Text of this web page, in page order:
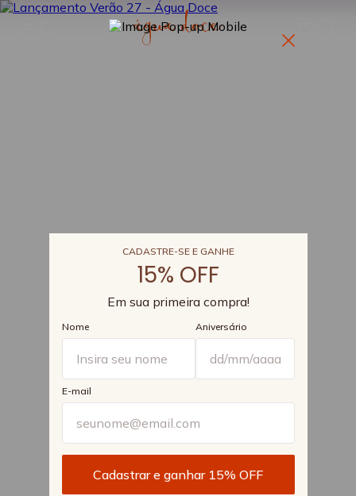
CADASTRE-SE E GANHE
15% OFF
Em sua primeira compra!
Nome Aniversário
E-mail